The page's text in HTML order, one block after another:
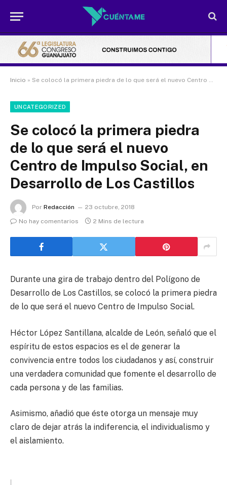
Inicio » Se colocó la primera piedra de lo que será el nuevo Centro de Impulso Social, en Desarrollo de Los Castillos
UNCATEGORIZED
Se colocó la primera piedra
de lo que será el nuevo
Centro de Impulso Social, en
Desarrollo de Los Castillos
Por Redacción
23 octubre, 2018
No hay comentarios
2 Mins de lectura
Durante una gira de trabajo dentro del Polígono de
Desarrollo de Los Castillos, se colocó la primera piedra
de lo que será el nuevo Centro de Impulso Social.
Héctor López Santillana, alcalde de León, señaló que el
espíritu de estos espacios es el de generar la
convivencia entre todos los ciudadanos y así, construir
una verdadera comunidad que fomente el desarrollo de
cada persona y de las familias.
Asimismo, añadió que éste otorga un mensaje muy
claro de dejar atrás la indiferencia, el individualismo y
el aislamiento.